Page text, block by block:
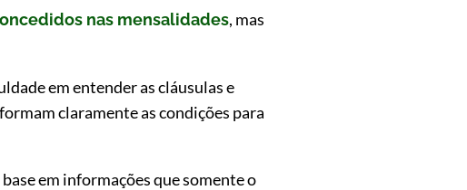
nas mensalidades, mas
em entender as cláusulas e
claramente as condições para
em informações que somente o